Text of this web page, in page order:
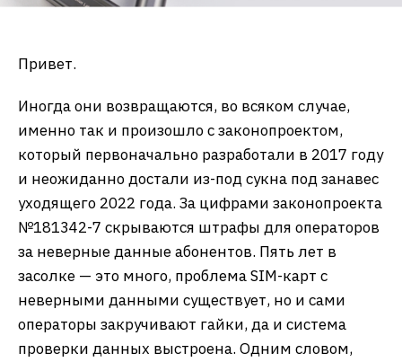
Привет.
Иногда они возвращаются, во всяком случае,
именно так и произошло с законопроектом,
который первоначально разработали в 2017 году
и неожиданно достали из-под сукна под занавес
уходящего 2022 года. За цифрами законопроекта
№181342-7 скрываются штрафы для операторов
за неверные данные абонентов. Пять лет в
засолке — это много, проблема SIM-карт с
неверными данными существует, но и сами
операторы закручивают гайки, да и система
проверки данных выстроена. Одним словом,